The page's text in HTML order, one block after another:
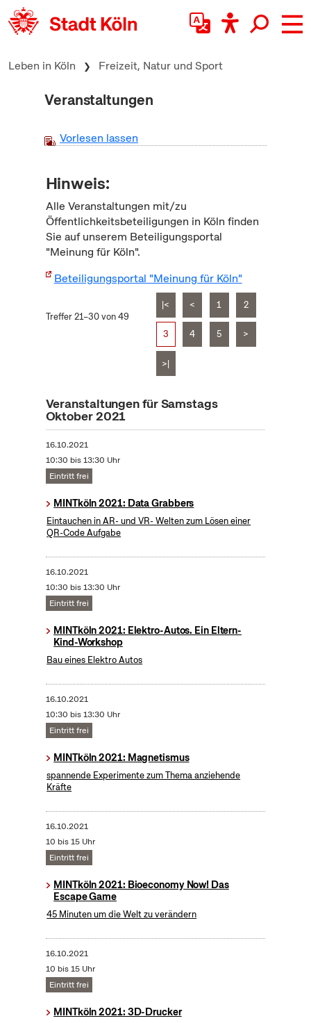
zum Inhalt springen
Leben in Köln Freizeit, Natur und Sport
Veranstaltungen
Vorlesen lassen
Hinweis:
Alle Veranstaltungen mit/zu
Öffentlichkeitsbeteiligungen in Köln finden
Sie auf unserem Beteiligungsportal
"Meinung für Köln".
Beteiligungsportal "Meinung für Köln"
Treffer 21–30 von 49
|< < 1 2
3 4 5 >
>|
Veranstaltungen für Samstags
Oktober 2021
16.10.2021
10:30 bis 13:30 Uhr
Eintritt frei
MINTköln 2021: Data Grabbers
Eintauchen in AR- und VR- Welten zum Lösen einer
QR-Code Aufgabe
16.10.2021
10:30 bis 13:30 Uhr
Eintritt frei
MINTköln 2021: Elektro-Autos. Ein Eltern-
Kind-Workshop
Bau eines Elektro Autos
16.10.2021
10:30 bis 13:30 Uhr
Eintritt frei
MINTköln 2021: Magnetismus
spannende Experimente zum Thema anziehende
Kräfte
16.10.2021
10 bis 15 Uhr
Eintritt frei
MINTköln 2021: Bioeconomy Now! Das
Escape Game
45 Minuten um die Welt zu verändern
16.10.2021
10 bis 15 Uhr
Eintritt frei
MINTköln 2021: 3D-Drucker